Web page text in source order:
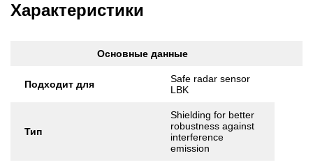
Характеристики
Основные данные
Подходит для
Safe radar sensor
LBK
Тип
Shielding for better
robustness against
interference
emission